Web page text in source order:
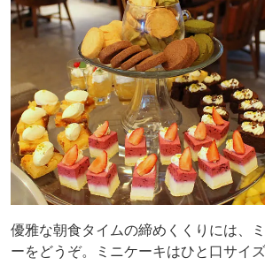
優雅な朝食タイムの締めくくりには、
ーをどうぞ。ミニケーキはひと口サイ